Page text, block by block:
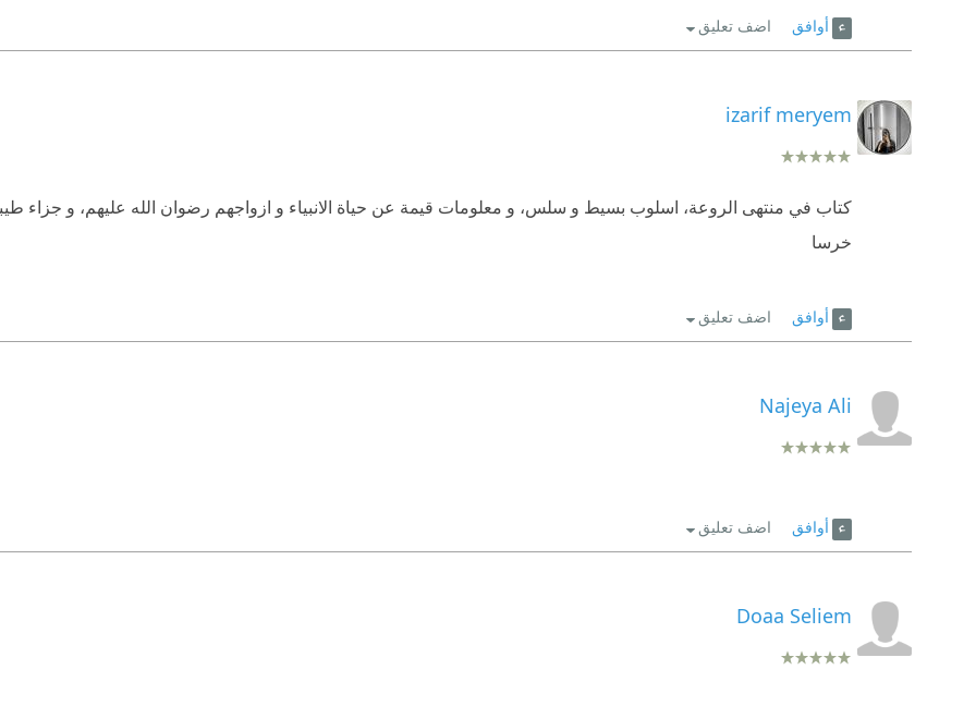
أوافق اضف تعليق
izarif meryem
كتاب في منتهى الروعة، اسلوب بسيط و سلس، و معلومات قيمة عن حياة الانبياء و ازواجهم رضوان الله عليهم، و جزاء طيبا
خرسا
أوافق اضف تعليق
Najeya Ali
أوافق اضف تعليق
Doaa Seliem